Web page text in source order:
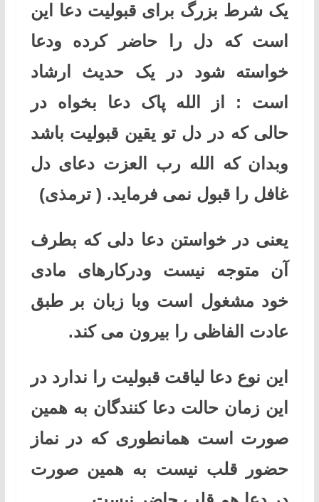
یک شرط بزرگ برای قبولیت دعا این
است که دل را حاضر کرده ودعا
خواسته شود در یک حدیث ارشاد
است : از الله پاک دعا بخواه در
حالی که در دل تو یقین قبولیت باشد
وبدان که الله رب العزت دعای دل
غافل را قبول نمی فرماید. ( ترمذی)
یعنی در خواستن دعا دلی که بطرف
آن متوجه نیست ودرکارهای مادی
خود مشغول است وبا زبان بر طبق
عادت الفاظی را بیرون می کند.
این نوع دعا لیاقت قبولیت را ندارد در
این زمان حالت دعا کنندگان به همین
صورت است همانطوری که در نماز
حضور قلب نیست به همین صورت